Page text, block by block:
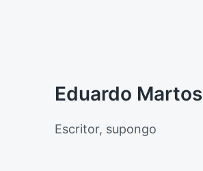
Eduardo Martos
Escritor, supongo